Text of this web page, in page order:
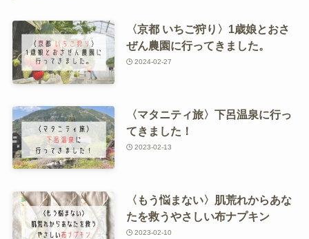
〈京都 いちご狩り〉1歳娘とおさ
ぜん農園に行ってきました。
2024-02-27
〈マタニティ旅〉下呂温泉に行っ
てきました！
2023-02-13
〈もう悩まない〉肌荒れからあな
たを救うやさしい布ナプキン
2023-02-10